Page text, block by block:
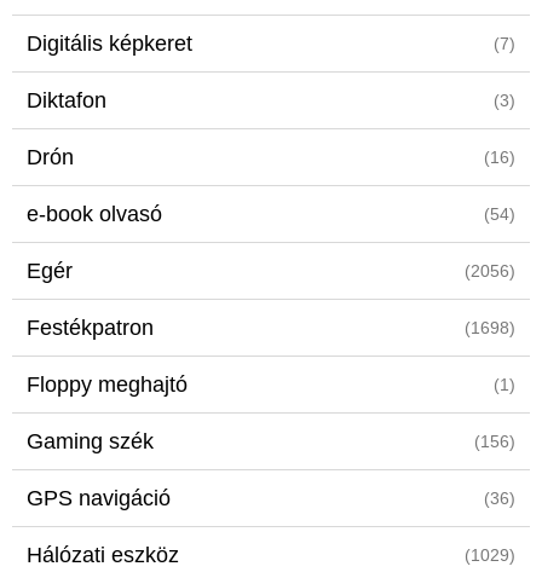
Digitális képkeret (7)
Diktafon (3)
Drón (16)
e-book olvasó (54)
Egér (2056)
Festékpatron (1698)
Floppy meghajtó (1)
Gaming szék (156)
GPS navigáció (36)
Hálózati eszköz (1029)